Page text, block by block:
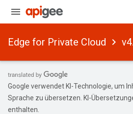
Edge for Private Cloud
Google verwendet KI-Technologie, um
Sprache zu übersetzen. KI-
enthalten.